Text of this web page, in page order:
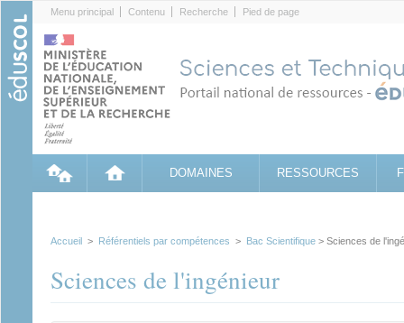
Menu principal Contenu Recherche Pied de page
DOMAINES RESSOURCES
Accueil > Référentiels par compétences > Bac Scientifique > Sciences de
Sciences de l'ingénieur